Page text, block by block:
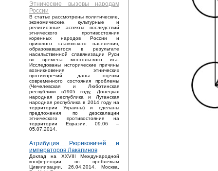
Этнические вызовы народам
России
В статье рассмотрены политические,
экономические, культурные и
религиозные аспекты последствий
этнического противостояния
коренных народов России и
пришлого славянского населения,
образовавшегося в результате
насильственной славянизации Руси
во времена монгольского ига.
Исследованы исторические причины
возникновения этнических
противоречий, даны оценки
современного состояния проблемы
(Чечелевская и Люботинская
республики в1905 году, Донецкая
народная республика и Луганская
народная республика в 2014 году на
территории Украины) и сделаны
предложения по деэскалации
этнического противостояния на
территории Евразии. 09.06 –
05.07.2014.
Атрибуция Рюриковичей и
императоров Лакапинов
Доклад на XXVIII Международной
конференции по проблемам
Цивилизации, 26.04.2014, Москва,